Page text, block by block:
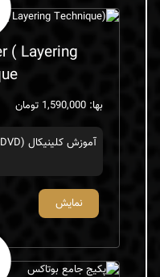
( Layering
بها: 1,590,000 تومان
آموزش کلینیکال (DVD آموزشی)
نمایش